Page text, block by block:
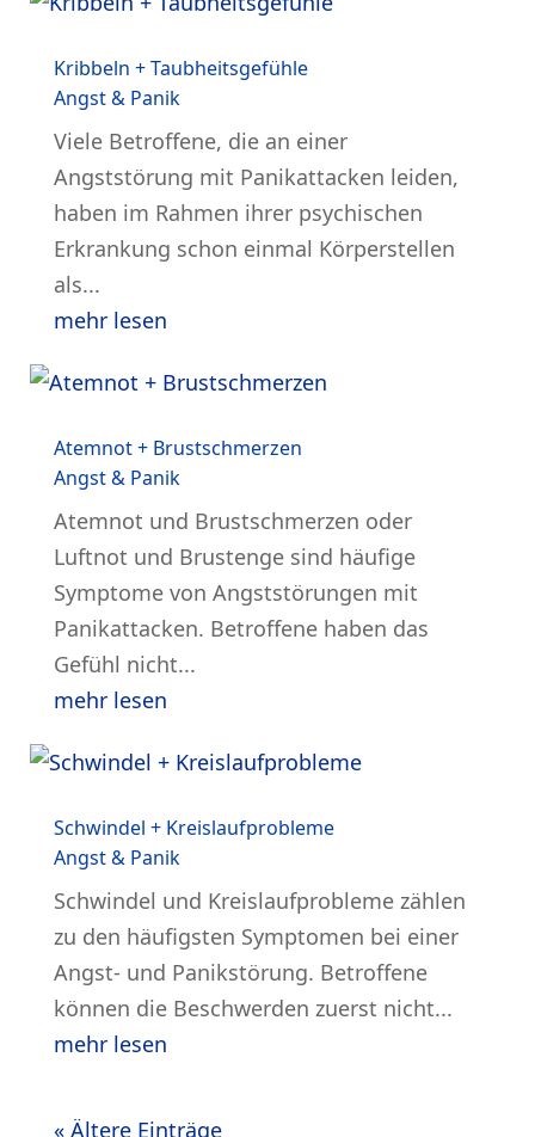
Kribbeln + Taubheitsgefühle
Angst & Panik
Viele Betroffene, die an einer
Angststörung mit Panikattacken leiden,
haben im Rahmen ihrer psychischen
Erkrankung schon einmal Körperstellen
als...
mehr lesen
Atemnot + Brustschmerzen
Angst & Panik
Atemnot und Brustschmerzen oder
Luftnot und Brustenge sind häufige
Symptome von Angststörungen mit
Panikattacken. Betroffene haben das
Gefühl nicht...
mehr lesen
Schwindel + Kreislaufprobleme
Angst & Panik
Schwindel und Kreislaufprobleme zählen
zu den häufigsten Symptomen bei einer
Angst- und Panikstörung. Betroffene
können die Beschwerden zuerst nicht...
mehr lesen
« Ältere Einträge